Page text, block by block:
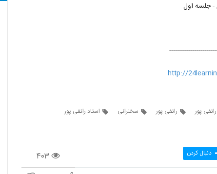
- جلسه اول
http://
پور رائفی پور سخنرانی
استاد رائفی پور
۴۰۳ دنبال کردن